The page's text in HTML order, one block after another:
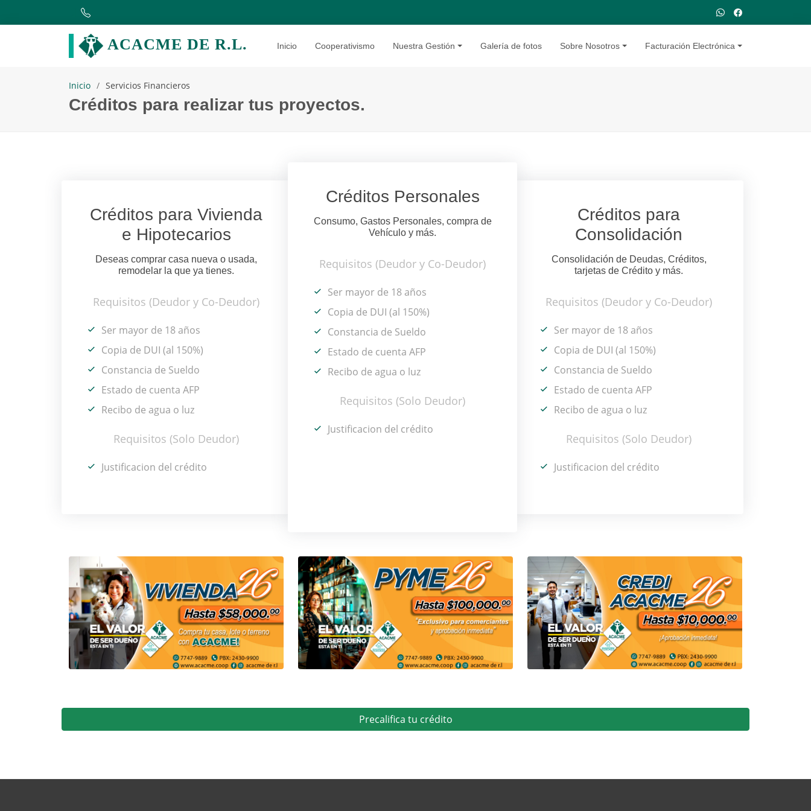
ACACME DE R.L. Inicio Cooperativismo Nuestra Gestión Galería de fotos Sobre Nosotros Facturación Electrónica
Inicio Servicios Financieros
Créditos para realizar tus proyectos.
Créditos para Vivienda
e Hipotecarios
Deseas comprar casa nueva o usada,
remodelar la que ya tienes.
Requisitos (Deudor y Co-Deudor)
Ser mayor de 18 años
Copia de DUI (al 150%)
Constancia de Sueldo
Estado de cuenta AFP
Recibo de agua o luz
Requisitos (Solo Deudor)
Justificacion del crédito
Créditos Personales
Consumo, Gastos Personales, compra de
Vehículo y más.
Requisitos (Deudor y Co-Deudor)
Ser mayor de 18 años
Copia de DUI (al 150%)
Constancia de Sueldo
Estado de cuenta AFP
Recibo de agua o luz
Requisitos (Solo Deudor)
Justificacion del crédito
Créditos para
Consolidación
Consolidación de Deudas, Créditos,
tarjetas de Crédito y más.
Requisitos (Deudor y Co-Deudor)
Ser mayor de 18 años
Copia de DUI (al 150%)
Constancia de Sueldo
Estado de cuenta AFP
Recibo de agua o luz
Requisitos (Solo Deudor)
Justificacion del crédito
Precalifica tu crédito